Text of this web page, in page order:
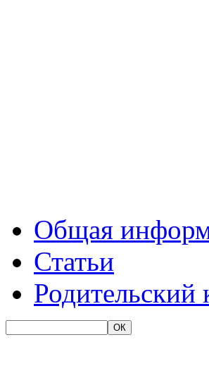
Общая
Статьи
Родительский